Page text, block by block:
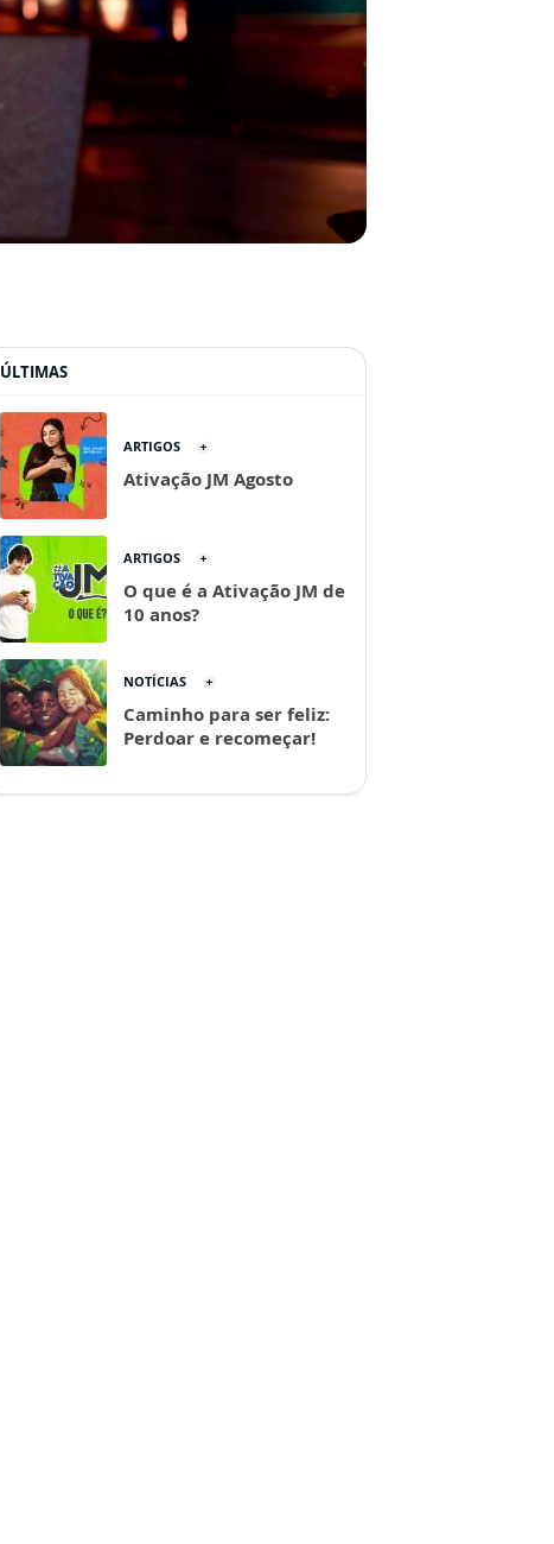
ÚLTIMAS
ARTIGOS
Ativação JM Agosto
ARTIGOS
O que é a Ativação JM de
10 anos?
NOTÍCIAS
Caminho para ser feliz:
Perdoar e recomeçar!